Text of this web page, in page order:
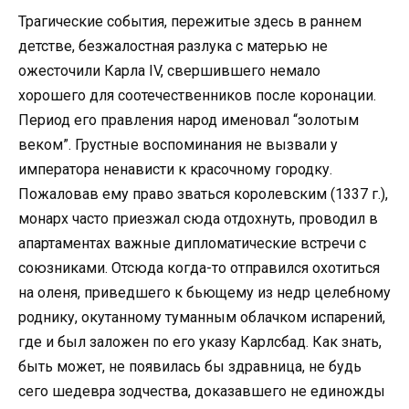
Трагические события, пережитые здесь в раннем
детстве, безжалостная разлука с матерью не
ожесточили Карла IV, свершившего немало
хорошего для соотечественников после коронации.
Период его правления народ именовал “золотым
веком”. Грустные воспоминания не вызвали у
императора ненависти к красочному городку.
Пожаловав ему право зваться королевским (1337 г.),
монарх часто приезжал сюда отдохнуть, проводил в
апартаментах важные дипломатические встречи с
союзниками. Отсюда когда-то отправился охотиться
на оленя, приведшего к бьющему из недр целебному
роднику, окутанному туманным облачком испарений,
где и был заложен по его указу Карлсбад. Как знать,
быть может, не появилась бы здравница, не будь
сего шедевра зодчества, доказавшего не единожды